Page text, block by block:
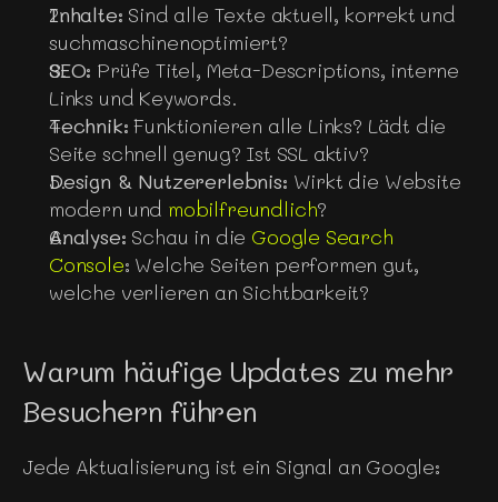
Inhalte: Sind alle Texte aktuell, korrekt und
suchmaschinenoptimiert?
SEO: Prüfe Titel, Meta-Descriptions, interne
Links und Keywords.
Technik: Funktionieren alle Links? Lädt die
Seite schnell genug? Ist SSL aktiv?
Design & Nutzererlebnis: Wirkt die Website
modern und mobilfreundlich?
Analyse: Schau in die Google Search
Console: Welche Seiten performen gut,
welche verlieren an Sichtbarkeit?
Warum häufige Updates zu mehr
Besuchern führen
Jede Aktualisierung ist ein Signal an Google: